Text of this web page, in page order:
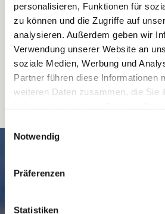
personalisieren, Funktionen für
zu können und die Zugriffe auf
analysieren. Außerdem geben wir
Verwendung unserer Website an
soziale Medien, Werbung und
Partner führen diese Informationen
weiteren Daten zusammen, die Sie
Notwendig
Präferenzen
Statistiken